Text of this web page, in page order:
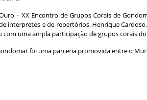
– XX Encontro de Grupos Corais de
e de repertórios. Henrique
uma ampla participação de grupos corais
foi uma parceria promovida entre o